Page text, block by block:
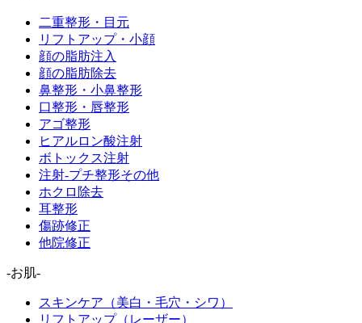
二重整形・目元
リフトアップ・小顔
顔の脂肪注入
顔の脂肪除去
鼻整形・小鼻整形
口整形・唇整形
アゴ整形
ヒアルロン酸注射
ボトックス注射
注射-プチ整形その他
ホクロ除去
耳整形
傷跡修正
他院修正
-お肌-
スキンケア（美白・毛穴・シワ）
リフトアップ（レーザー）